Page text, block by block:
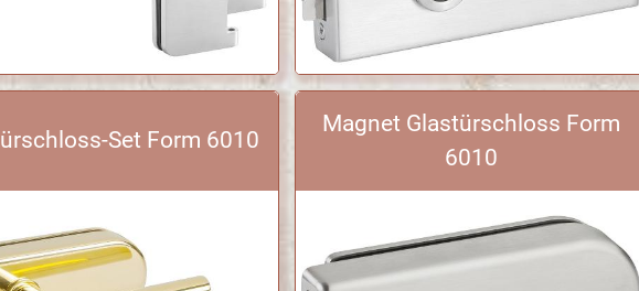
Set Form 6010
Magnet Glastürschloss Form
6010